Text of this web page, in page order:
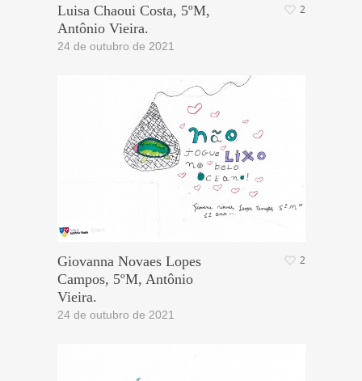
Luisa Chaoui Costa, 5ºM,
Antônio Vieira.
24 de outubro de 2021
2
Giovanna Novaes Lopes
Campos, 5ºM, Antônio
Vieira.
24 de outubro de 2021
2